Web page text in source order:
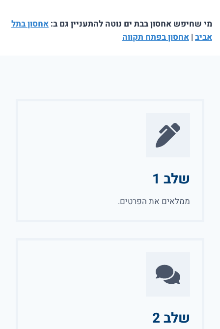
מי שחיפש אחסון בבת ים נוטה להתעניין גם ב: אחסון בתל
אביב | אחסון בפתח תקווה
שלב 1
ממלאים את הפרטים.
שלב 2